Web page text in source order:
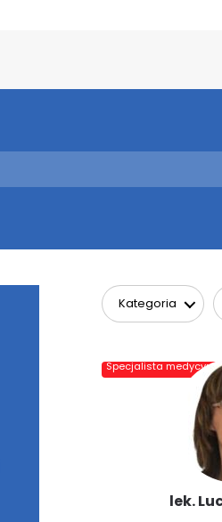
Kategoria
Specjalista medycyny
lek.